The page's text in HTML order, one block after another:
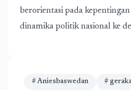
berorientasi pada
dinamika politik nasional ke
# Aniesbaswedan #